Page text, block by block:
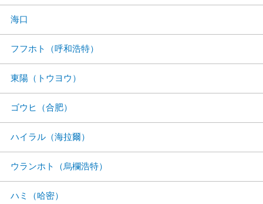
海口
フフホト（呼和浩特）
東陽（トウヨウ）
ゴウヒ（合肥）
ハイラル（海拉爾）
ウランホト（烏欄浩特）
ハミ（哈密）